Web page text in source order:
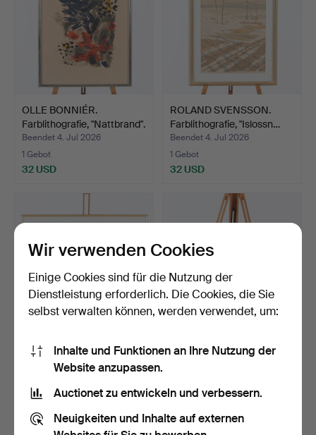
OLLE BONNIÉR.
Farblithografie, "Nattbrand".
Beendet 4. Jul 2026
1 Gebot
32 USD
ROLAND SVENSSON.
Farblithografie, "Islossn…
Beendet 4. Jul 2026
1 Gebot
32 USD
BEVERLOO CORNEILLE.
Farblithografie "under…
Beendet 3. Jul 2026
22 Gebote
OIDENTIFIERAD
1 Gebot
Wir verwenden Cookies
Einige Cookies sind für die Nutzung der
Dienstleistung erforderlich. Die Cookies, die Sie
selbst verwalten können, werden verwendet, um:
Inhalte und Funktionen an Ihre Nutzung der
Website anzupassen.
Auctionet zu entwickeln und verbessern.
Neuigkeiten und Inhalte auf externen